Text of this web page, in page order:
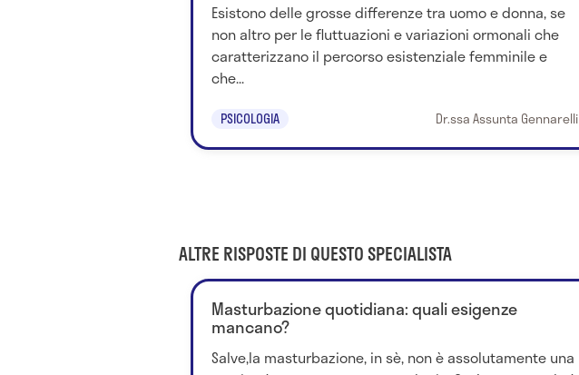
Esistono delle grosse differenze tra uomo e donna, se
non altro per le fluttuazioni e variazioni ormonali che
caratterizzano il percorso esistenziale femminile e
che...
PSICOLOGIA Dr.ssa Assunta Gennarelli
ALTRE RISPOSTE DI QUESTO SPECIALISTA
Masturbazione quotidiana: quali esigenze
mancano?
Salve,la masturbazione, in sè, non è assolutamente una